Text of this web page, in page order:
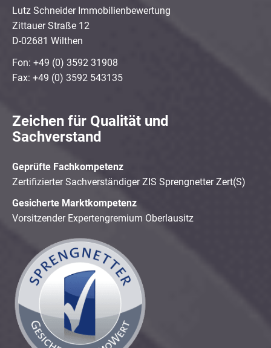
Lutz Schneider Immobilienbewertung
Zittauer Straße 12
D-02681 Wilthen
Fon: +49 (0) 3592 31908
Fax: +49 (0) 3592 543135
Zeichen für Qualität und
Sachverstand
Geprüfte Fachkompetenz
Zertifizierter Sachverständiger ZIS Sprengnetter Zert(S)
Gesicherte Marktkompetenz
Vorsitzender Expertengremium Oberlausitz